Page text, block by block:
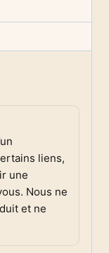
liens,
une
Nous ne
et ne